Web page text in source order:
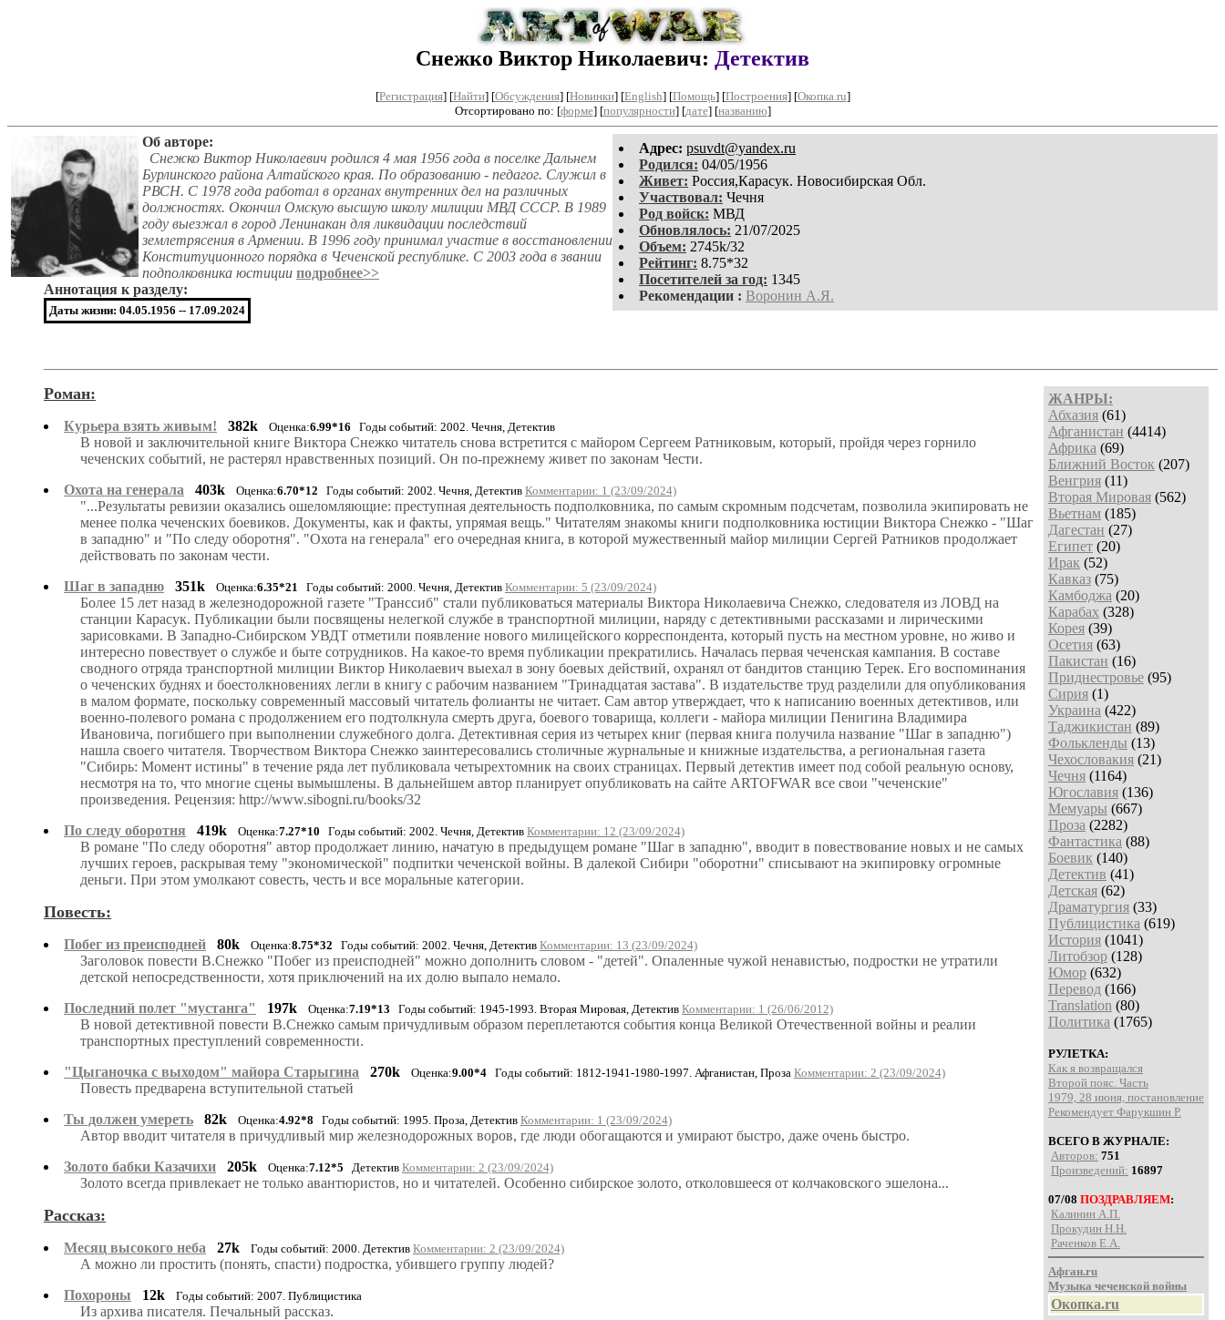
Снежко Виктор Николаевич: Детектив
[Регистрация] [Найти] [Обсуждения] [Новинки] [English] [Помощь] [Построения] [Окопка.ru]
Отсортировано по: [форме] [популярности] [дате] [названию]
Aдpeс: psuvdt@yandex.ru
Родился: 04/05/1956
Живет: Россия,Карасук. Новосибирская Обл.
Участвовал: Чечня
Род войск: МВД
Обновлялось: 21/07/2025
Объем: 2745k/32
Рейтинг: 8.75*32
Посетителей за год: 1345
Рекомендации : Воронин А.Я.
Об авторе:
Снежко Виктор Николаевич родился 4 мая 1956 года в поселке Дальнем
Бурлинского района Алтайского края. По образованию - педагог. Служил в
РВСН. С 1978 года работал в органах внутренних дел на различных
должностях. Окончил Омскую высшую школу милиции МВД СССР. В 1989
году выезжал в город Ленинакан для ликвидации последствий
землетрясения в Армении. В 1996 году принимал участие в восстановлении
Конституционного порядка в Чеченской республике. С 2003 года в звании
подполковника юстиции подробнее>>
Аннотация к разделу:
Даты жизни: 04.05.1956 -- 17.09.2024
ЖАНРЫ:
Абхазия (61)
Афганистан (4414)
Африка (69)
Ближний Восток (207)
Венгрия (11)
Вторая Мировая (562)
Вьетнам (185)
Дагестан (27)
Египет (20)
Ирак (52)
Кавказ (75)
Камбоджа (20)
Карабах (328)
Корея (39)
Осетия (63)
Пакистан (16)
Приднестровье (95)
Сирия (1)
Украина (422)
Таджикистан (89)
Фолькленды (13)
Чехословакия (21)
Чечня (1164)
Югославия (136)
Мемуары (667)
Проза (2282)
Фантастика (88)
Боевик (140)
Детектив (41)
Детская (62)
Драматургия (33)
Публицистика (619)
История (1041)
Литобзор (128)
Юмор (632)
Перевод (166)
Translation (80)
Политика (1765)
РУЛЕТКА:
Как я возвращался
Второй пояс. Часть
1979, 28 июня, постановление
Рекомендует Фарукшин Р.
ВСЕГО В ЖУРНАЛЕ:
Авторов: 751
Произведений: 16897
07/08 ПОЗДРАВЛЯЕМ:
Калинин А.П.
Прокудин Н.Н.
Раченков Е.А.
Афган.ru
Музыка чеченской войны
Окопка.ru
Роман:
Курьера взять живым! 382k Оценка:6.99*16 Годы событий: 2002. Чечня, Детектив
В новой и заключительной книге Виктора Снежко читатель снова встретится с майором Сергеем Ратниковым, который, пройдя через горнило
чеченских событий, не растерял нравственных позиций. Он по-прежнему живет по законам Чести.
Охота на генерала
403k Оценка:6.70*12 Годы событий: 2002. Чечня, Детектив Комментарии: 1 (23/09/2024)
"...Результаты ревизии оказались ошеломляющие: преступная деятельность подполковника, по самым скромным подсчетам, позволила экипировать не
менее полка чеченских боевиков. Документы, как и факты, упрямая вещь." Читателям знакомы книги подполковника юстиции Виктора Снежко - "Шаг
в западню" и "По следу оборотня". "Охота на генерала" его очередная книга, в которой мужественный майор милиции Сергей Ратников продолжает
действовать по законам чести.
Шаг в западню
351k Оценка:6.35*21 Годы событий: 2000. Чечня, Детектив Комментарии: 5 (23/09/2024)
Более 15 лет назад в железнодорожной газете "Транссиб" стали публиковаться материалы Виктора Николаевича Снежко, следователя из ЛОВД на
станции Карасук. Публикации были посвящены нелегкой службе в транспортной милиции, наряду с детективными рассказами и лирическими
зарисовками. В Западно-Сибирском УВДТ отметили появление нового милицейского корреспондента, который пусть на местном уровне, но живо и
интересно повествует о службе и быте сотрудников. На какое-то время публикации прекратились. Началась первая чеченская кампания. В составе
сводного отряда транспортной милиции Виктор Николаевич выехал в зону боевых действий, охранял от бандитов станцию Терек. Его воспоминания
о чеченских буднях и боестолкновениях легли в книгу с рабочим названием "Тринадцатая застава". В издательстве труд разделили для опубликования
в малом формате, поскольку современный массовый читатель фолианты не читает. Сам автор утверждает, что к написанию военных детективов, или
военно-полевого романа с продолжением его подтолкнула смерть друга, боевого товарища, коллеги - майора милиции Пенигина Владимира
Ивановича, погибшего при выполнении служебного долга. Детективная серия из четырех книг (первая книга получила название "Шаг в западню")
нашла своего читателя. Творчеством Виктора Снежко заинтересовались столичные журнальные и книжные издательства, а региональная газета
"Сибирь: Момент истины" в течение ряда лет публиковала четырехтомник на своих страницах. Первый детектив имеет под собой реальную основу,
несмотря на то, что многие сцены вымышлены. В дальнейшем автор планирует опубликовать на сайте ARTOFWAR все свои "чеченские"
произведения. Рецензия: http://www.sibogni.ru/books/32
По следу оборотня
419k Оценка:7.27*10 Годы событий: 2002. Чечня, Детектив Комментарии: 12 (23/09/2024)
В романе "По следу оборотня" автор продолжает линию, начатую в предыдущем романе "Шаг в западню", вводит в повествование новых и не самых
лучших героев, раскрывая тему "экономической" подпитки чеченской войны. В далекой Сибири "оборотни" списывают на экипировку огромные
деньги. При этом умолкают совесть, честь и все моральные категории.
Повесть:
Побег из преисподней 80k Оценка:8.75*32 Годы событий: 2002. Чечня, Детектив Комментарии: 13 (23/09/2024)
Заголовок повести В.Снежко "Побег из преисподней" можно дополнить словом - "детей". Опаленные чужой ненавистью, подростки не утратили
детской непосредственности, хотя приключений на их долю выпало немало.
Последний полет "мустанга"
197k Оценка:7.19*13 Годы событий: 1945-1993. Вторая Мировая, Детектив Комментарии: 1 (26/06/2012)
В новой детективной повести В.Снежко самым причудливым образом переплетаются события конца Великой Отечественной войны и реалии
транспортных преступлений современности.
"Цыганочка с выходом" майора Старыгина
270k Оценка:9.00*4 Годы событий: 1812-1941-1980-1997. Афганистан, Проза Комментарии: 2 (23/09/2024)
Повесть предварена вступительной статьей
Ты должен умереть
82k Оценка:4.92*8 Годы событий: 1995. Проза, Детектив Комментарии: 1 (23/09/2024)
Автор вводит читателя в причудливый мир железнодорожных воров, где люди обогащаются и умирают быстро, даже очень быстро.
Золото бабки Казачихи
205k Оценка:7.12*5 Детектив Комментарии: 2 (23/09/2024)
Золото всегда привлекает не только авантюристов, но и читателей. Особенно сибирское золото, отколовшееся от колчаковского эшелона...
Рассказ:
Месяц высокого неба 27k Годы событий: 2000. Детектив Комментарии: 2 (23/09/2024)
А можно ли простить (понять, спасти) подростка, убившего группу людей?
Похороны
12k Годы событий: 2007. Публицистика
Из архива писателя. Печальный рассказ.